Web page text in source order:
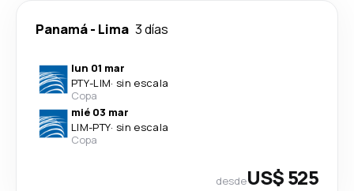
Panamá- Lima 3 días
lun 01 mar
PTY-LIM· sin escala
Copa
mié 03 mar
LIM-PTY· sin escala
Copa
desdeUS$ 525